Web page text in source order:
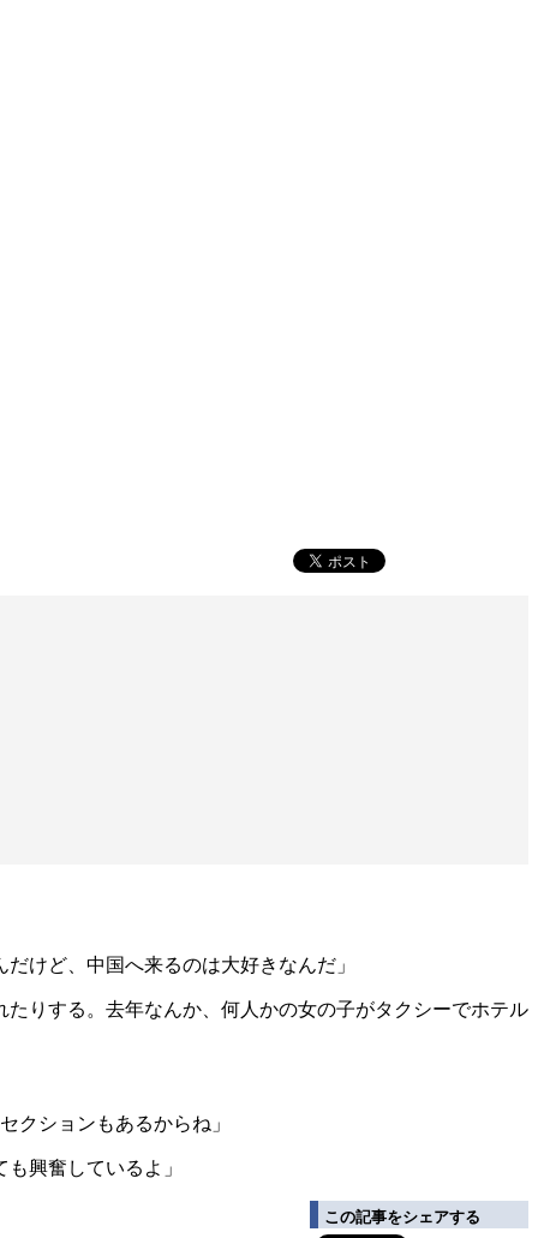
けど、中国へ来るのは大好きなんだ」
りする。去年なんか、何人かの女の子がタクシーでホテル
クションもあるからね」
興奮しているよ」
この記事をシェアする